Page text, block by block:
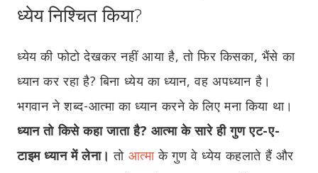
ध्येय निश्चित किया?
ध्येय की फोटो देखकर नहीं आया है, तो फिर किसका, भैंसे का
ध्यान कर रहा है? बिना ध्येय का ध्यान, वह अपध्यान है।
भगवान ने शब्द-आत्मा का ध्यान करने के लिए मना किया था।
ध्यान तो किसे कहा जाता है? आत्मा के सारे ही गुण एट-ए-
टाइम ध्यान में लेना। तो आत्माके गुण वे ध्येय कहलाते हैं और